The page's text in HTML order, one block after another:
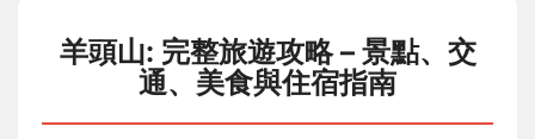
羊頭山: 完整旅遊攻略 – 景點、交
通、美食與住宿指南